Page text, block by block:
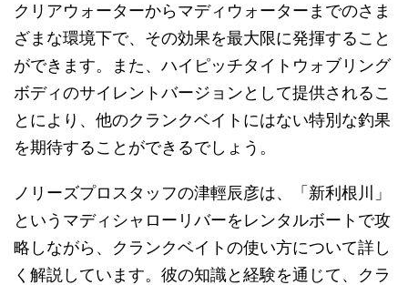
クリアウォーターからマディウォーターまでのさま
ざまな環境下で、その効果を最大限に発揮すること
ができます。また、ハイピッチタイトウォブリング
ボディのサイレントバージョンとして提供されるこ
とにより、他のクランクベイトにはない特別な釣果
を期待することができるでしょう。
ノリーズプロスタッフの津輕辰彦は、「新利根川」
というマディシャローリバーをレンタルボートで攻
略しながら、クランクベイトの使い方について詳し
く解説しています。彼の知識と経験を通じて、クラ